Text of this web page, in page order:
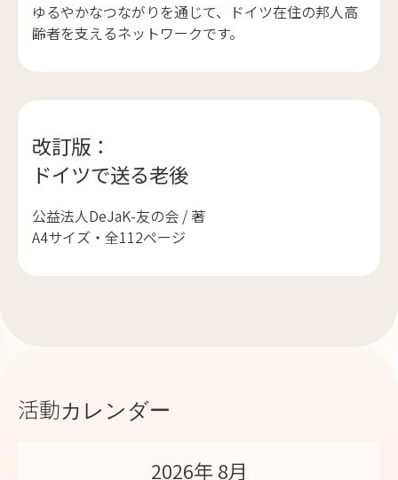
ゆるやかなつながりを通じて、ドイツ在住の邦人高
齢者を支えるネットワークです。
改訂版：
ドイツで送る老後
公益法人DeJaK-友の会 / 著
A4サイズ・全112ページ
活動カレンダー
2026年 8月